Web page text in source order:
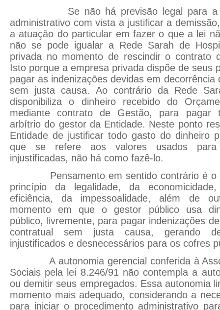
Se não há previsão legal para a
administrativo com vista a justificar a
a atuação do particular em fazer o que a lei
não se pode igualar a Rede Sarah de
privada no momento de rescindir o contrato
Isto porque a empresa privada dispõe de seus
pagar as indenizações devidas em decorrência
sem justa causa. Ao contrário da Rede
disponibiliza o dinheiro recebido do
mediante contrato de Gestão, para pagar
arbítrio do gestor da Entidade. Neste ponto
Entidade de justificar todo gasto do dinheiro
que se refere aos valores usados para
injustificadas, não há como fazê-lo.
Pensamento em sentido contrário é o
princípio da legalidade, da
eficiência, da impessoalidade, além de
momento em que o gestor público usa
público, livremente, para pagar indenizações
contratual sem justa causa, gerando
injustificados e desnecessários para os cofres
A autonomia gerencial conferida à
Sociais pela lei 8.246/91 não contempla a
ou demitir seus empregados. Essa autonomia
momento mais adequado, considerando a
para iniciar o procedimento administrativo